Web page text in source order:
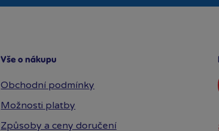
Vše o nákupu
Obchodní podmínky
Možnosti platby
Způsoby a ceny doručení